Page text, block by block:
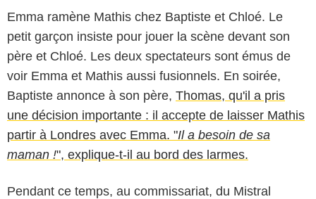
Emma ramène Mathis chez Baptiste et Chloé. Le
petit garçon insiste pour jouer la scène devant son
père et Chloé. Les deux spectateurs sont émus de
voir Emma et Mathis aussi fusionnels. En soirée,
Baptiste annonce à son père, Thomas, qu'il a pris
une décision importante : il accepte de laisser Mathis
partir à Londres avec Emma. "Il a besoin de sa
maman !", explique-t-il au bord des larmes.
Pendant ce temps, au commissariat, du Mistral